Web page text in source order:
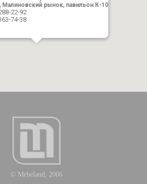
Малиновский рынок, павильон К-10
22-92
74-38
© Mebeland, 2006